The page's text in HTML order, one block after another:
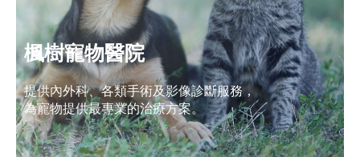
楓樹寵物醫院
提供內外科、各類手術及影像診斷服務，
為寵物提供最專業的治療方案。